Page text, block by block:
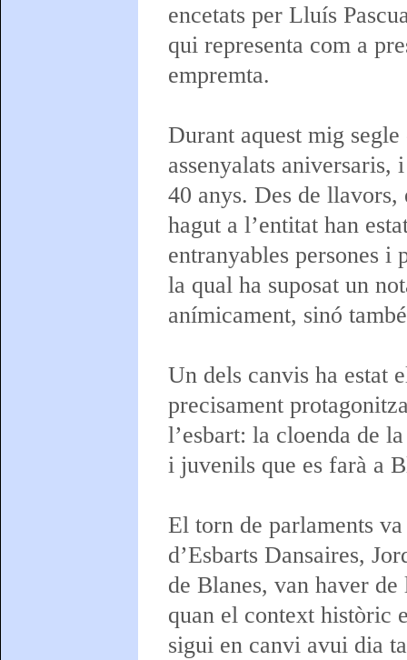
encetats per Lluís
qui representa com a
empremta.
Durant aquest mig
assenyalats aniversaris,
40 anys. Des de llavors,
hagut a l’entitat han
entranyables persones i
la qual ha suposat un
anímicament, sinó
Un dels canvis ha estat
precisament
l’esbart: la cloenda de
i juvenils que es farà a
El torn de parlaments
d’Esbarts Dansaires,
de Blanes, van haver
quan el context històric
sigui en canvi avui dia